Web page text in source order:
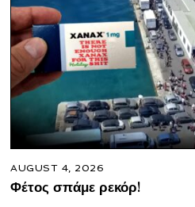
AUGUST 4, 2026
Φέτος σπάμε ρεκόρ!